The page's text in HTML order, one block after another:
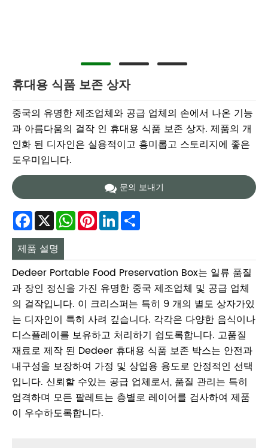
휴대용 식품 보존 상자
중국의 유명한 제조업체와 공급 업체의 손에서 나온 기능
과 아름다움의 걸작 인 휴대용 식품 보존 상자. 제품의 개
인화 된 디자인은 실용적이고 흥미롭고 스토리지에 좋은
도우미입니다.
문의 보내기
Facebook
X WhatsApp
Pinterest
LinkedIn
제품 설명
Dedeer Portable Food Preservation Box는 일류 품질
과 장인 정신을 가진 유명한 중국 제조업체 및 공급 업체
의 걸작입니다. 이 크리스퍼는 특히 9 개의 별도 상자가있
는 디자인이 특히 사려 깊습니다. 각각은 다양한 음식이나
디스플레이를 보유하고 처리하기 쉽도록합니다. 고품질
재료로 제작 된 Dedeer 휴대용 식품 보존 박스는 안전과
내구성을 보장하여 가정 및 상업용 용도로 안정적인 선택
입니다. 신뢰할 수있는 공급 업체로서, 품질 관리는 특히
엄격하며 모든 팔레트는 층별로 레이어를 검사하여 제품
이 우수하도록합니다.